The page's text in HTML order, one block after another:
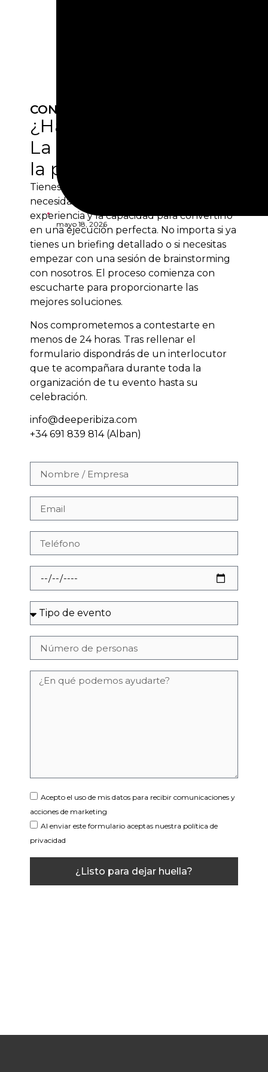
mayo 18, 2026
CONTACTO
¿Hablamos?
La magia empieza en
la primera llamada.
Tienes el propósito, el sueño, la ilusión, la
necesidad. Nosotros tenemos la red, la
experiencia y la capacidad para convertirlo
en una ejecución perfecta. No importa si ya
tienes un briefing detallado o si necesitas
empezar con una sesión de brainstorming
con nosotros. El proceso comienza con
escucharte para proporcionarte las
mejores soluciones.
Nos comprometemos a contestarte en
menos de 24 horas. Tras rellenar el
formulario dispondrás de un interlocutor
que te acompañara durante toda la
organización de tu evento hasta su
celebración.
info@deeperibiza.com
+34 691 839 814 (Alban)
Acepto el uso de mis datos para recibir comunicaciones y
acciones de marketing
Al enviar este formulario aceptas nuestra política de
privacidad
¿Listo para dejar huella?